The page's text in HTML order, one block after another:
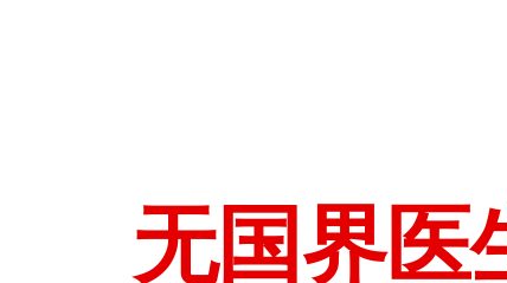
无国界医